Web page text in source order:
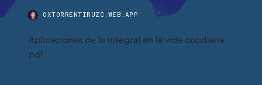
OXTORRENTIRUZC.WEB.APP
Aplicaciones de la integral en la vida cotidiana
pdf